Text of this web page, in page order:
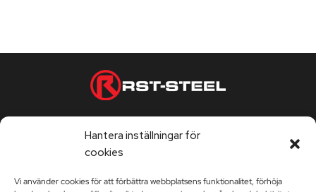
Hantera inställningar för
cookies
Vi använder cookies för att förbättra webbplatsens funktionalitet, förhöja
Kontorstider vardagar 9:00-17:00